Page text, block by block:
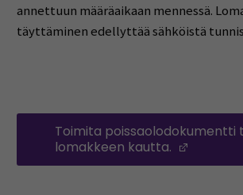
annettuun määräaikaan mennessä.
täyttäminen edellyttää sähköistä
Toimita poissaolodokumentti
lomakkeen kautta.